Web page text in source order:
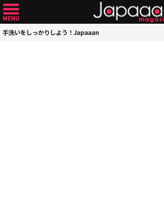
手洗いをしっかりしよう！Japaaan